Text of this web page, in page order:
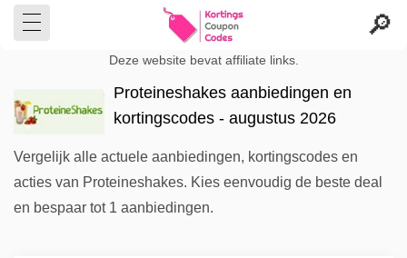
Deze website bevat affiliate links.
Proteineshakes aanbiedingen en
kortingscodes - augustus 2026
Vergelijk alle actuele aanbiedingen, kortingscodes en
acties van Proteineshakes. Kies eenvoudig de beste deal
en bespaar tot 1 aanbiedingen.